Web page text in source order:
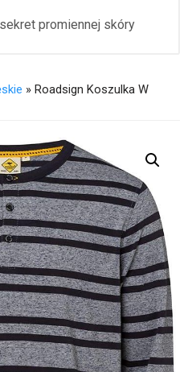
promiennej skóry
» Roadsign Koszulka W